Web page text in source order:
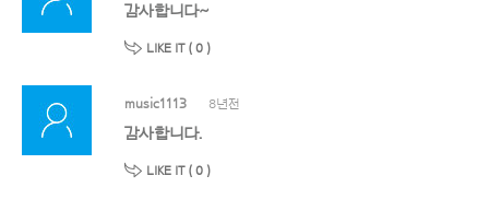
감사합니다~
LIKE IT ( 0 )
music1113 8년전
감사합니다.
LIKE IT ( 0 )